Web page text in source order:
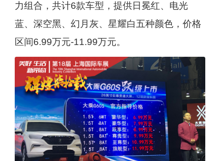
力组合，共计6款车型，提供日冕红、电光
蓝、深空黑、幻月灰、星耀白五种颜色，价格
区间6.99万元-11.99万元。